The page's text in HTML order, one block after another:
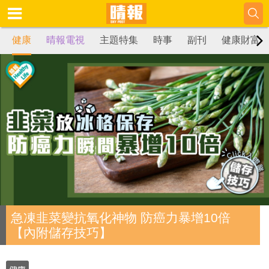
健康 晴報電視 主題特集 時事 副刊 健康財富
急凍韭菜變抗氧化神物 防癌力暴增10倍
【內附儲存技巧】